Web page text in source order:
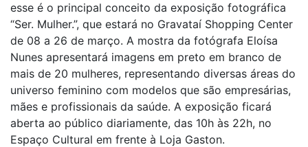
esse é o principal conceito da exposição fotográfica
“Ser. Mulher.”, que estará no Gravataí Shopping Center
de 08 a 26 de março. A mostra da fotógrafa Eloísa
Nunes apresentará imagens em preto em branco de
mais de 20 mulheres, representando diversas áreas do
universo feminino com modelos que são empresárias,
mães e profissionais da saúde. A exposição ficará
aberta ao público diariamente, das 10h às 22h, no
Espaço Cultural em frente à Loja Gaston.